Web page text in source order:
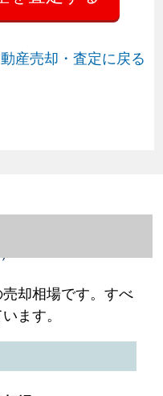
産売却・査定に戻る
却情報（2023年1
却相場です。すべ
ます。